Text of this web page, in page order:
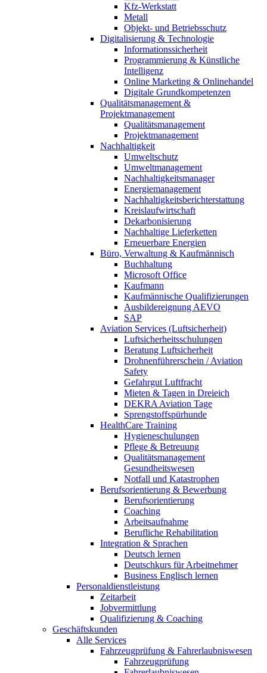
Kfz-Werkstatt
Metall
Objekt- und Betriebsschutz
Digitalisierung & Technologie
Informationssicherheit
Programmierung & Künstliche
Intelligenz
Online Marketing & Onlinehandel
Digitale Grundkompetenzen
Qualitätsmanagement &
Projektmanagement
Qualitätsmanagement
Projektmanagement
Nachhaltigkeit
Umweltschutz
Umweltmanagement
Nachhaltigkeitsmanager
Energiemanagement
Nachhaltigkeitsberichterstattung
Kreislaufwirtschaft
Dekarbonisierung
Nachhaltige Lieferketten
Erneuerbare Energien
Büro, Verwaltung & Kaufmännisch
Buchhaltung
Microsoft Office
Kaufmann
Kaufmännische Qualifizierungen
Ausbildereignung AEVO
SAP
Aviation Services (Luftsicherheit)
Luftsicherheitsschulungen
Beratung Luftsicherheit
Drohnenführerschein / Aviation
Safety
Gefahrgut Luftfracht
Mieten & Tagen in Dreieich
DEKRA Aviation Tage
Sprengstoffspürhunde
HealthCare Training
Hygieneschulungen
Pflege & Betreuung
Qualitätsmanagement
Gesundheitswesen
Notfall und Katastrophen
Berufsorientierung & Bewerbung
Berufsorientierung
Coaching
Arbeitsaufnahme
Berufliche Rehabilitation
Integration & Sprachen
Deutsch lernen
Deutschkurs für Arbeitnehmer
Business Englisch lernen
Personaldienstleistung
Zeitarbeit
Jobvermittlung
Qualifizierung & Coaching
Geschäftskunden
Alle Services
Fahrzeugprüfung & Fahrerlaubniswesen
Fahrzeugprüfung